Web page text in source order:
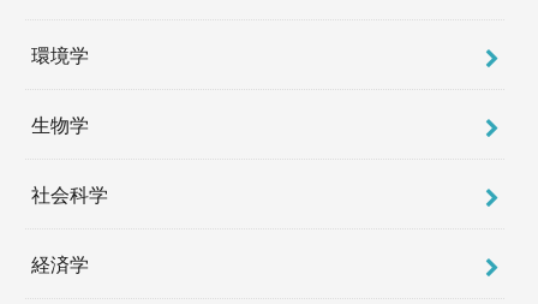
環境学
生物学
社会科学
経済学